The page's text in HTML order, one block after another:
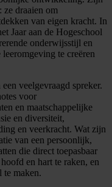
ze draaien om
van eigen kracht. In
Jaar aan de Hogeschool
onderwijsstijl en
te creëren
veelgevraagd spreker.
voor
en maatschappelijke
en diversiteit,
en veerkracht. Wat zijn
van een persoonlijk,
die direct toepasbaar
en hart te raken, en
te maken.